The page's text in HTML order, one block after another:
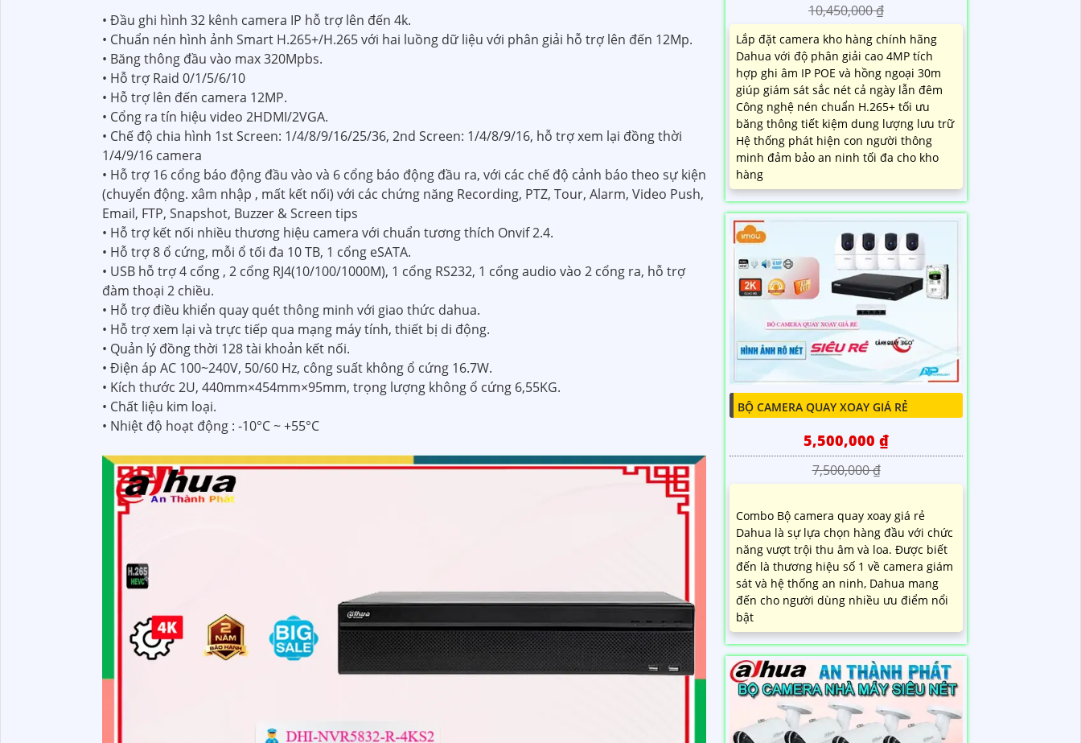
• Đầu ghi hình 32 kênh camera IP hỗ trợ lên đến 4k.
• Chuẩn nén hình ảnh Smart H.265+/H.265 với hai luồng dữ liệu với phân giải hỗ trợ lên đến 12Mp.
• Băng thông đầu vào max 320Mpbs.
• Hỗ trợ Raid 0/1/5/6/10
• Hỗ trợ lên đến camera 12MP.
• Cổng ra tín hiệu video 2HDMI/2VGA.
• Chế độ chia hình 1st Screen: 1/4/8/9/16/25/36, 2nd Screen: 1/4/8/9/16, hỗ trợ xem lại đồng thời
1/4/9/16 camera
• Hỗ trợ 16 cổng báo động đầu vào và 6 cổng báo động đầu ra, với các chế độ cảnh báo theo sự kiện
(chuyển động. xâm nhập , mất kết nối) với các chứng năng Recording, PTZ, Tour, Alarm, Video Push,
Email, FTP, Snapshot, Buzzer & Screen tips
• Hỗ trợ kết nối nhiều thương hiệu camera với chuẩn tương thích Onvif 2.4.
• Hỗ trợ 8 ổ cứng, mỗi ổ tối đa 10 TB, 1 cổng eSATA.
• USB hỗ trợ 4 cổng , 2 cổng RJ4(10/100/1000M), 1 cổng RS232, 1 cổng audio vào 2 cổng ra, hỗ trợ
đàm thoại 2 chiều.
• Hỗ trợ điều khiển quay quét thông minh với giao thức dahua.
• Hỗ trợ xem lại và trực tiếp qua mạng máy tính, thiết bị di động.
• Quản lý đồng thời 128 tài khoản kết nối.
• Điện áp AC 100~240V, 50/60 Hz, công suất không ổ cứng 16.7W.
• Kích thước 2U, 440mm×454mm×95mm, trọng lượng không ổ cứng 6,55KG.
• Chất liệu kim loại.
• Nhiệt độ hoạt động : -10°C ~ +55°C
10,450,000 ₫
Lắp đặt camera kho hàng chính hãng
Dahua với độ phân giải cao 4MP tích
hợp ghi âm IP POE và hồng ngoại 30m
giúp giám sát sắc nét cả ngày lẫn đêm
Công nghệ nén chuẩn H.265+ tối ưu
băng thông tiết kiệm dung lượng lưu trữ
Hệ thống phát hiện con người thông
minh đảm bảo an ninh tối đa cho kho
hàng
BỘ CAMERA QUAY XOAY GIÁ RẺ
5,500,000 ₫
7,500,000 ₫
Combo Bộ camera quay xoay giá rẻ
Dahua là sự lựa chọn hàng đầu với chức
năng vượt trội thu âm và loa. Được biết
đến là thương hiệu số 1 về camera giám
sát và hệ thống an ninh, Dahua mang
đến cho người dùng nhiều ưu điểm nổi
bật